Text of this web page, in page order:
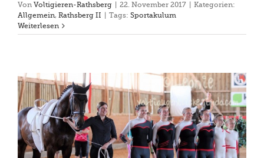
Von Voltigieren-Rathsberg 22. November 2017
Kategorien:
Allgemein, Rathsberg II Tags: Sportakulum
Weiterlesen